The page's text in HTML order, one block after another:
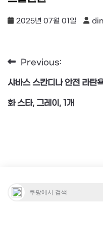
2025년 07월 01일
글
탐
Previous:
샤바스 스칸디나 안전 라탄
화 스타, 그레이, 1개